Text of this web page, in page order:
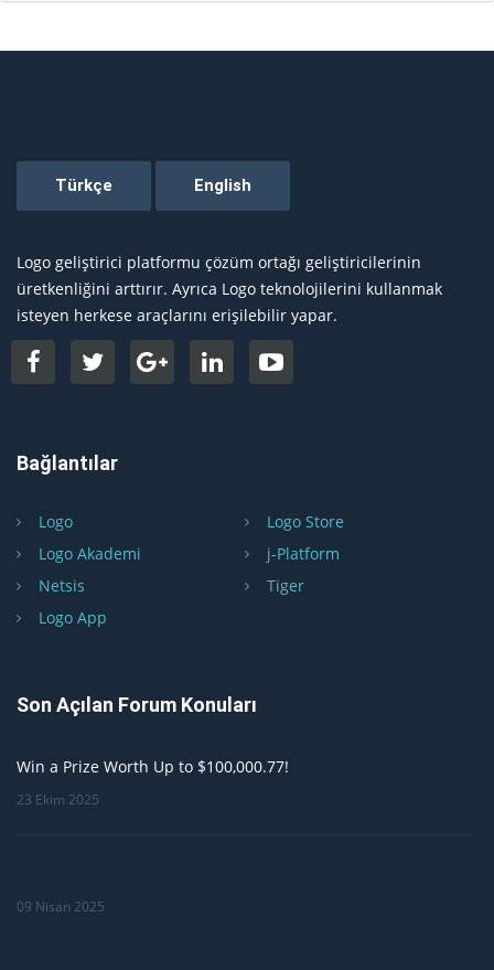
Logo geliştirici platformu çözüm ortağı geliştiricilerinin
üretkenliğini arttırır. Ayrıca Logo teknolojilerini kullanmak
isteyen herkese araçlarını erişilebilir yapar.
Bağlantılar
Logo
Logo Store
Logo Akademi
j-Platform
Netsis
Tiger
Logo App
Son Açılan Forum Konuları
Win a Prize Worth Up to $100,000.77!
23 Ekim 2025
09 Nisan 2025